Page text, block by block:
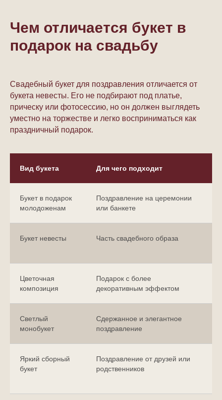
Чем отличается букет в
подарок на свадьбу
Свадебный букет для поздравления отличается от
букета невесты. Его не подбирают под платье,
прическу или фотосессию, но он должен выглядеть
уместно на торжестве и легко восприниматься как
праздничный подарок.
Вид букета Для чего подходит
Букет в подарок
молодоженам
Поздравление на церемонии
или банкете
Букет невесты Часть свадебного образа
Цветочная
композиция
Подарок с более
декоративным эффектом
Светлый
монобукет
Сдержанное и элегантное
поздравление
Яркий сборный
букет
Поздравление от друзей или
родственников